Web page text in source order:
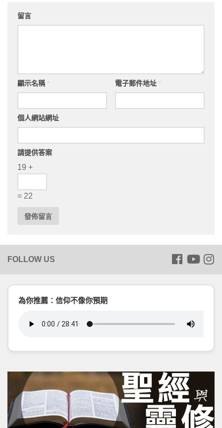
留言
顯示名稱 電子郵件地址
個人網站網址
請提供答案
19 +
= 22
為你推薦：信仰不像你預期